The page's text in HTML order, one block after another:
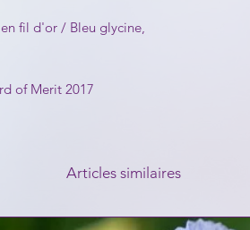
fil d'or / Bleu glycine,
of Merit 2017
Articles similaires